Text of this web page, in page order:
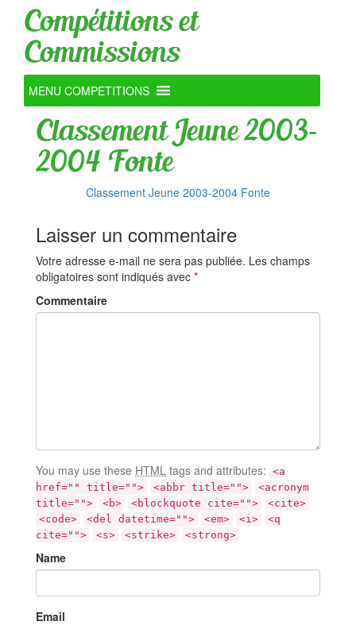
Compétitions et
Commissions
MENU COMPETITIONS
Classement Jeune 2003-
2004 Fonte
Classement Jeune 2003-2004 Fonte
Laisser un commentaire
Votre adresse e-mail ne sera pas publiée. Les champs
obligatoires sont indiqués avec *
Commentaire
You may use these HTML tags and attributes: <a
href="" title="">
<abbr title="">
<acronym
title="">
<b> <blockquote cite="">
<cite>
<code>
<del datetime=""> <em> <i>
<q
cite="">
<s> <strike> <strong>
Name
Email